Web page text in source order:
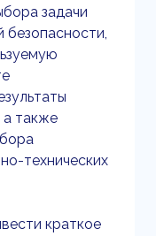
задачи
безопасности,
а также
технических
краткое